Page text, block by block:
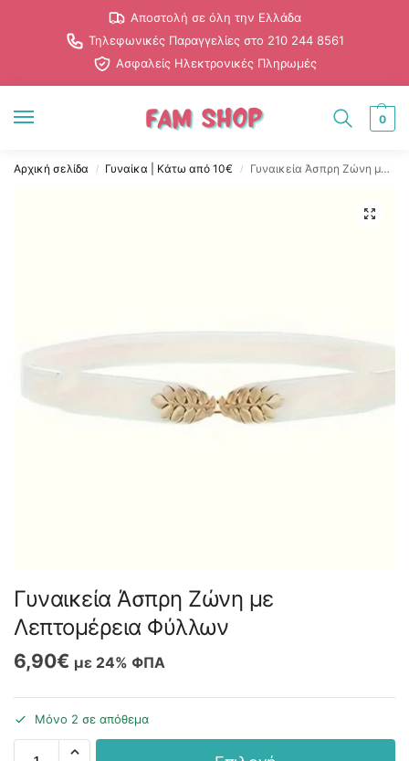
Αποστολή σε όλη την Ελλάδα
Τηλεφωνικές Παραγγελίες στο 210 244 8561
Ασφαλείς Ηλεκτρονικές Πληρωμές
0
Αρχική σελίδα / Γυναίκα | Κάτω από 10€ / Γυναικεία Άσπρη Ζώνη με Λεπτομέρεια Φύλλων
Γυναικεία Άσπρη Ζώνη με
Λεπτομέρεια Φύλλων
6,90€ με 24% ΦΠΑ
Μόνο 2 σε απόθεμα